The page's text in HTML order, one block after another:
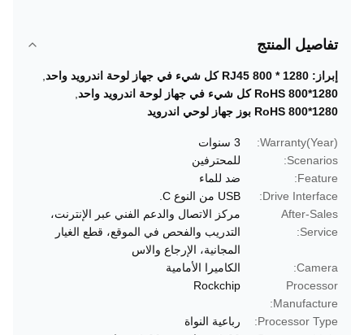
تفاصيل المنتج
إبراز: RJ45 800 * 1280 كل شيء في جهاز لوحة اندرويد واحد
RoHS 800*1280 كل شيء في جهاز لوحة اندرويد واحد
RoHS 800*1280 بوز جهاز لوحي اندرويد
Warranty(Year):
3 سنوات
Scenarios:
للمحترفين
Feature:
ضد للماء
Drive Interface:
USB من النوع C.
After-Sales
Service:
مركز الاتصال والدعم الفني عبر الإنترنت،
التدريب والفحص في الموقع، قطع الغيار
المجانية، الإرجاع والاس
Camera:
الكاميرا الأمامية
Processor
Manufacture:
Rockchip
Processor Type:
رباعية النواة